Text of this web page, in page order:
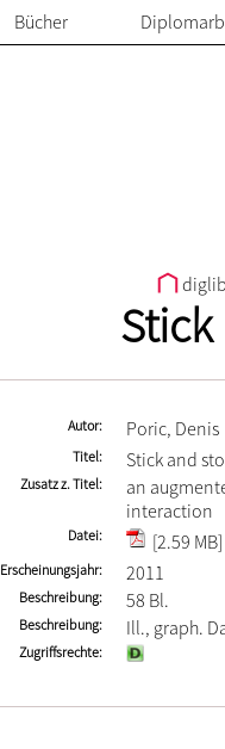
Bücher
Autor Poric, Denis
Titel Stick and
Zusatz z. Titel
an
interaction
Datei [2.59 MB]
Erscheinungsjahr 2011
Beschreibung 58 Bl.
Beschreibung Ill., graph.
Zugriffsrechte